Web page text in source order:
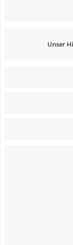
Unser